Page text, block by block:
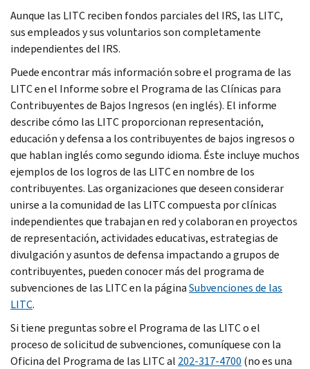
Aunque las LITC reciben fondos parciales del IRS, las LITC,
sus empleados y sus voluntarios son completamente
independientes del IRS.
Puede encontrar más información sobre el programa de las
LITC en el Informe sobre el Programa de las Clínicas para
Contribuyentes de Bajos Ingresos (en inglés). El informe
describe cómo las LITC proporcionan representación,
educación y defensa a los contribuyentes de bajos ingresos o
que hablan inglés como segundo idioma. Éste incluye muchos
ejemplos de los logros de las LITC en nombre de los
contribuyentes. Las organizaciones que deseen considerar
unirse a la comunidad de las LITC compuesta por clínicas
independientes que trabajan en red y colaboran en proyectos
de representación, actividades educativas, estrategias de
divulgación y asuntos de defensa impactando a grupos de
contribuyentes, pueden conocer más del programa de
subvenciones de las LITC en la páginaSubvenciones de las
LITC.
Si tiene preguntas sobre el Programa de las LITC o el
proceso de solicitud de subvenciones, comuníquese con la
Oficina del Programa de las LITC al 202-317-4700 (no es una